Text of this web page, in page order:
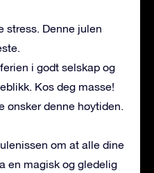
stress. Denne julen
i godt selskap og
Kos deg masse!
ønsker denne høytiden.
om at alle dine
en magisk og gledelig